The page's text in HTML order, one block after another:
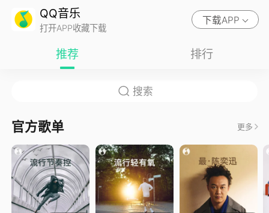
QQ音乐
打开APP收藏下载
下载APP
推荐 排行
官方歌单 更多